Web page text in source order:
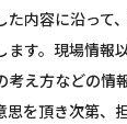
内容に沿って
す。現場情報
考え方などの情
思を頂き次第、